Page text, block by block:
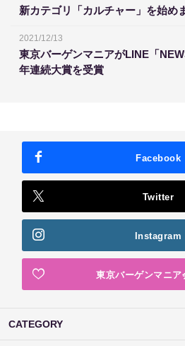
新カテゴリ「カルチャー」を始め
2021/12/13
東京バーゲンマニアがLINE「
年連続大賞を受賞
Facebook
Twitter
Instagram
東京バーゲンマニア
CATEGORY